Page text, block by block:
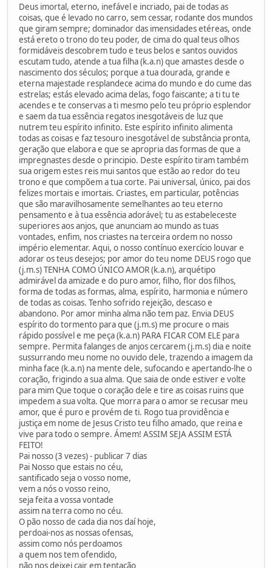
Deus imortal, eterno, inefável e incriado, pai de todas as
coisas, que é levado no carro, sem cessar, rodante dos mundos
que giram sempre; dominador das imensidades etéreas, onde
está ereto o trono do teu poder, de cima do qual teus olhos
formidáveis descobrem tudo e teus belos e santos ouvidos
escutam tudo, atende a tua filha (k.a.n) que amastes desde o
nascimento dos séculos; porque a tua dourada, grande e
eterna majestade resplandece acima do mundo e do cume das
estrelas; estás elevado acima delas, fogo faiscante; a ti tu te
acendes e te conservas a ti mesmo pelo teu próprio esplendor
e saem da tua essência regatos inesgotáveis de luz que
nutrem teu espírito infinito. Este espírito infinito alimenta
todas as coisas e faz tesouro inesgotável de substância pronta,
geração que elabora e que se apropria das formas de que a
impregnastes desde o principio. Deste espírito tiram também
sua origem estes reis mui santos que estão ao redor do teu
trono e que compõem a tua corte. Pai universal, único, pai dos
felizes mortais e imortais. Criastes, em particular, potências
que são maravilhosamente semelhantes ao teu eterno
pensamento e à tua essência adorável; tu as estabeleceste
superiores aos anjos, que anunciam ao mundo as tuas
vontades, enfim, nos criastes na terceira ordem no nosso
império elementar. Aqui, o nosso contínuo exercício louvar e
adorar os teus desejos; por amor do teu nome DEUS rogo que
(j.m.s) TENHA COMO ÚNICO AMOR (k.a.n), arquétipo
admirável da amizade e do puro amor, filho, flor dos filhos,
forma de todas as formas, alma, espírito, harmonia e número
de todas as coisas. Tenho sofrido rejeição, descaso e
abandono. Por amor minha alma não tem paz. Envia DEUS
espírito do tormento para que (j.m.s) me procure o mais
rápido possível e me peça (k.a.n) PARA FICAR COM ELE para
sempre. Permita falanges de anjos cercarem (j.m.s) dia e noite
sussurrando meu nome no ouvido dele, trazendo a imagem da
minha face (k.a.n) na mente dele, sufocando e apertando-lhe o
coração, frigindo a sua alma. Que saia de onde estiver e volte
para mim Que toque o coração dele e tire as coisas ruins que
impedem a sua volta. Que morra para o amor se recusar meu
amor, que é puro e provém de ti. Rogo tua providência e
justiça em nome de Jesus Cristo teu filho amado, que reina e
vive para todo o sempre. Ámem! ASSIM SEJA ASSIM ESTÁ
FEITO!
Pai nosso (3 vezes) - publicar 7 dias
Pai Nosso que estais no céu,
santificado seja o vosso nome,
vem a nós o vosso reino,
seja feita a vossa vontade
assim na terra como no céu.
O pão nosso de cada dia nos daí hoje,
perdoai-nos as nossas ofensas,
assim como nós perdoamos
a quem nos tem ofendido,
não nos deixei cair em tentação